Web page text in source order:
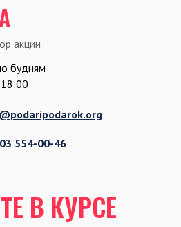
будням
акции
В КУРСЕ
554-00-46